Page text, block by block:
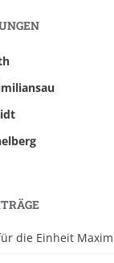
die Einheit